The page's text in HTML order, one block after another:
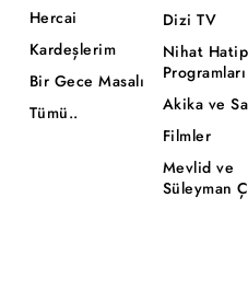
Hercai
Kardeşlerim
Bir Gece Masalı
Tümü..
Dizi TV
Nihat
Programları
Akika ve
Filmler
Mevlid ve
Süleyman